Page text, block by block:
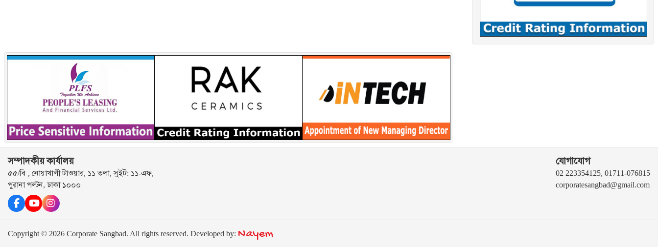
সম্পাদকীয় কার্যালয়
৫৫/বি , নোয়াখালী টাওয়ার, ১১ তলা, সুইট: ১১-এফ,
পুরানা পল্টন, ঢাকা ১০০০।
যোগাযোগ
02 223354125, 01711-076815
corporatesangbad@gmail.com
Copyright © 2026 Corporate Sangbad. All rights reserved. Developed by: Nayem